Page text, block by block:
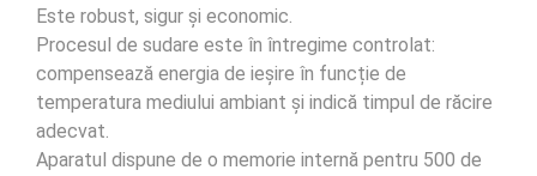
Este robust, sigur și economic.
Procesul de sudare este în întregime controlat:
compensează energia de ieșire în funcție de
temperatura mediului ambiant și indică timpul de răcire
adecvat.
Aparatul dispune de o memorie internă pentru 500 de